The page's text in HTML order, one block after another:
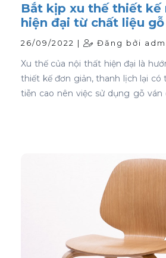
Bắt kịp xu thế thiết kế
hiện đại từ chất liệu
cong
26/09/2022 | Đăng bởi
Xu thế của nội thất hiện đại là
thiết kế đơn giản, thanh lịch lại
tiễn cao nên việc sử dụng gỗ